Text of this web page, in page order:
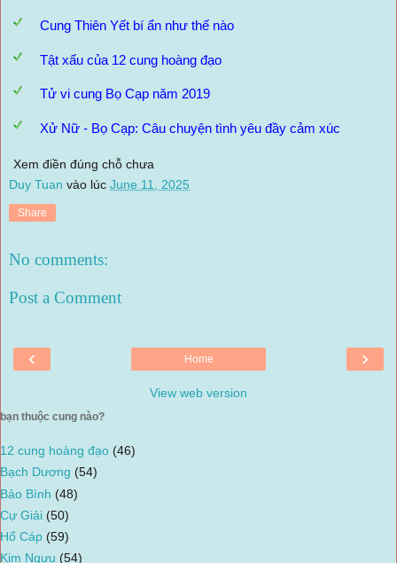
Cung Thiên Yết bí ẩn như thế nào
Tật xấu của 12 cung hoàng đạo
Tử vi cung Bọ Cạp năm 2019
Xử Nữ - Bọ Cạp: Câu chuyện tình yêu đầy cảm xúc
Xem điền đúng chỗ chưa
Duy Tuan vào lúc June 11, 2025
Share
No comments:
Post a Comment
‹ ›
Home
View web version
bạn thuộc cung nào?
12 cung hoàng đạo (46)
Bạch Dương (54)
Bảo Bình (48)
Cự Giải (50)
Hổ Cáp (59)
Kim Ngưu (54)